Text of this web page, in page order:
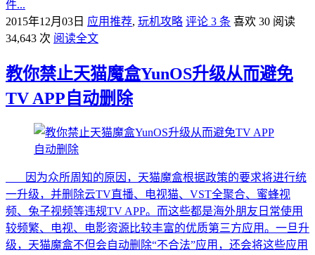
件...
2015年12月03日 应用推荐, 玩机攻略 评论 3 条 喜欢 30 阅读
34,643 次 阅读全文
教你禁止天猫魔盒YunOS升级从而避免
TV APP自动删除
因为众所周知的原因，天猫魔盒根据政策的要求将进行统
一升级，并删除云TV直播、电视猫、VST全聚合、蜜蜂视
频、兔子视频等违规TV APP。而这些都是海外朋友日常使用
较频繁、电视、电影资源比较丰富的优质第三方应用。一旦升
级，天猫魔盒不但会自动删除“不合法”应用，还会将这些应用